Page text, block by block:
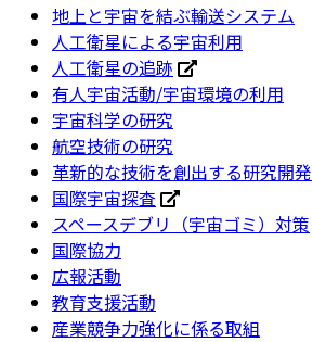
地上と宇宙を結ぶ輸送システム
人工衛星による宇宙利用
人工衛星の追跡
有人宇宙活動/宇宙環境の利用
宇宙科学の研究
航空技術の研究
革新的な技術を創出する研究開発
国際宇宙探査
スペースデブリ（宇宙ゴミ）対策
国際協力
広報活動
教育支援活動
産業競争力強化に係る取組